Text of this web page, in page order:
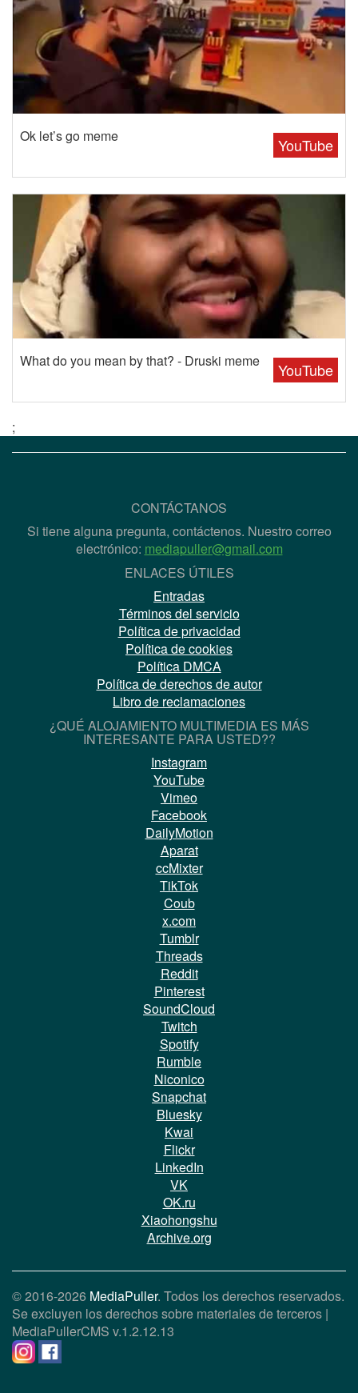
YouTube
Ok let’s go meme
YouTube
What do you mean by that? - Druski meme
;
CONTÁCTANOS
Si tiene alguna pregunta, contáctenos. Nuestro correo
electrónico: mediapuller@gmail.com
ENLACES ÚTILES
Entradas
Términos del servicio
Política de privacidad
Política de cookies
Política DMCA
Política de derechos de autor
Libro de reclamaciones
¿QUÉ ALOJAMIENTO MULTIMEDIA ES MÁS
INTERESANTE PARA USTED??
Instagram
YouTube
Vimeo
Facebook
DailyMotion
Aparat
ccMixter
TikTok
Coub
x.com
Tumblr
Threads
Reddit
Pinterest
SoundCloud
Twitch
Spotify
Rumble
Niconico
Snapchat
Bluesky
Kwai
Flickr
LinkedIn
VK
OK.ru
Xiaohongshu
Archive.org
© 2016-2026 MediaPuller. Todos los derechos reservados.
Se excluyen los derechos sobre materiales de terceros |
MediaPullerCMS v.1.2.12.13